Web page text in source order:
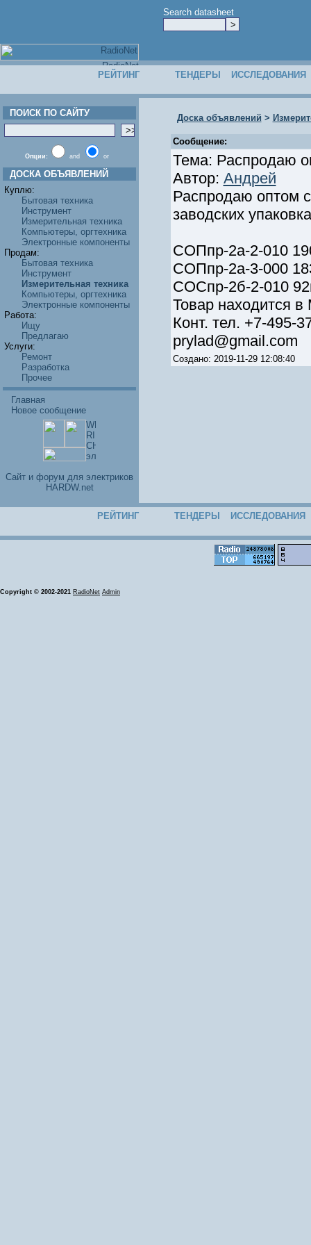
Search datasheet
РЕЙТИНГ ТЕНДЕРЫ ИССЛЕДОВАНИЯ
ПОИСК ПО САЙТУ
Опции: and or
ДОСКА ОБЪЯВЛЕНИЙ
Куплю:
Бытовая техника
Инструмент
Измерительная техника
Компьютеры, оргтехника
Электронные компоненты
Продам:
Бытовая техника
Инструмент
Измерительная техника
Компьютеры, оргтехника
Электронные компоненты
Работа:
Ищу
Предлагаю
Услуги:
Ремонт
Разработка
Прочее
Главная
Новое сообщение
Cайт и форум для электриков
HARDW.net
Доска объявлений >
Сообщение:
Тема: Распродаю
Автор: Андрей
Распродаю оптом
заводских
СОПпр-2а-2-010
СОПпр-2а-3-000
СОСпр-2б-2-010
Товар находится в
Конт. тел. +7-495-
prylad@gmail.com
Создано: 2019-11-29 12:08:40
РЕЙТИНГ ТЕНДЕРЫ ИССЛЕДОВАНИЯ
Copyright © 2002-2021 RadioNet Admin